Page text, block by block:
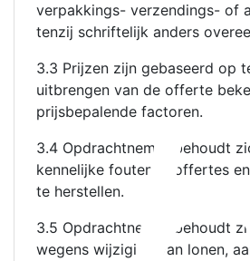
verpakkings- verzendings- of
tenzij schriftelijk anders
3.3 Prijzen zijn gebaseerd op
uitbrengen van de offerte
prijsbepalende factoren.
3.4 Opdrachtnemer behoudt
kennelijke fouten in offertes
te herstellen.
3.5 Opdrachtnemer behoudt
wegens wijziging van lonen,